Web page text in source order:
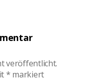
veröffentlicht.
* markiert